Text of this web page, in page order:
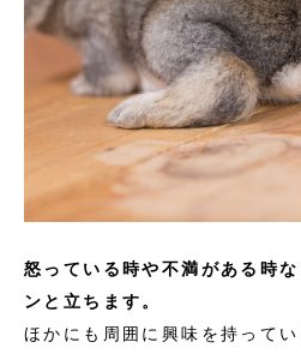
怒っている時や不満がある時
ンと立ちます。
ほかにも周囲に興味を持って